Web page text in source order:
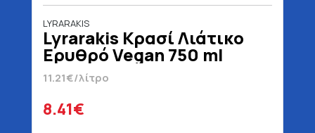
LYRARAKIS
Lyrarakis Κρασί Λιάτικο
Ερυθρό Vegan 750 ml
11.21€/λίτρο
8.41€